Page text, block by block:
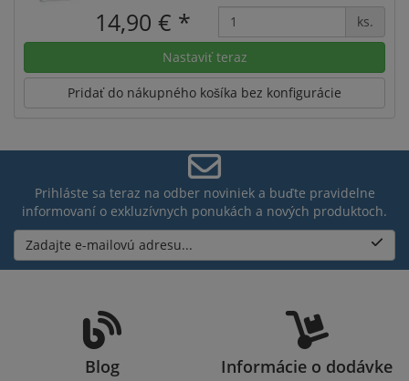
14,90 € * ks.
Nastaviť teraz
Pridať do nákupného košíka bez konfigurácie
Prihláste sa teraz na odber noviniek a buďte pravidelne
informovaní o exkluzívnych ponukách a nových produktoch.
Zadajte e-mailovú adresu...
Blog Informácie o dodávke